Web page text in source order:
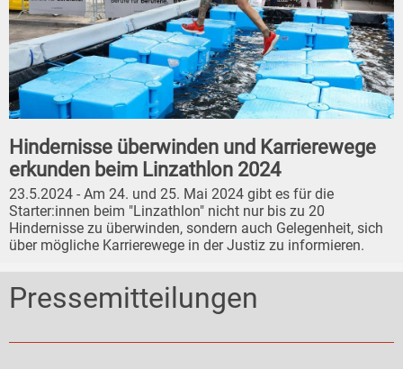
Hindernisse überwinden und Karrierewege
erkunden beim Linzathlon 2024
23.5.2024 - Am 24. und 25. Mai 2024 gibt es für die
Starter:innen beim "Linzathlon" nicht nur bis zu 20
Hindernisse zu überwinden, sondern auch Gelegenheit, sich
über mögliche Karrierewege in der Justiz zu informieren.
Pressemitteilungen